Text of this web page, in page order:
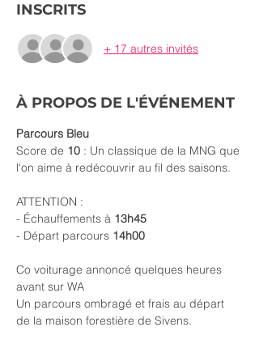
INSCRITS
+ 17 autres invités
À PROPOS DE L'ÉVÉNEMENT
Parcours Bleu
Score de 10 : Un classique de la MNG que
l'on aime à redécouvrir au fil des saisons.
ATTENTION :
- Échauffements à 13h45
- Départ parcours 14h00
Co voiturage annoncé quelques heures
avant sur WA
Un parcours ombragé et frais au départ
de la maison forestière de Sivens.